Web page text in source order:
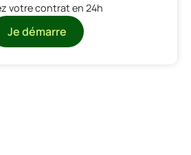
votre contrat en 24h
Je démarre